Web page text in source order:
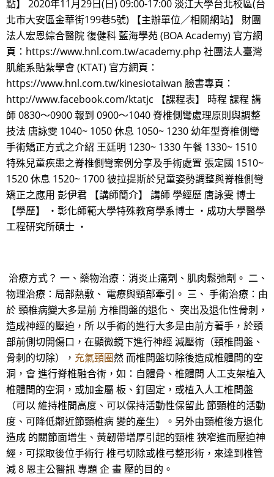
點】 2020年11月29日(日) 09:00-17:00 淡江大學台北校區(台
北市大安區金華街199巷5號) 【主辦單位／相關網站】 財團
法人宏恩綜合醫院 復健科 藍海學苑 (BOA Academy) 官方網
頁：https://www.hnl.com.tw/academy.php 社團法人臺灣
肌能系貼紮學會 (KTAT) 官方網頁：
https://www.hnl.com.tw/kinesiotaiwan 臉書專頁：
http://www.facebook.com/ktatjc 【課程表】 時程 課程 講
師 0830～0900 報到 0900～1040 脊椎側彎處理原則與調整
技法 唐詠雯 1040~ 1050 休息 1050~ 1230 幼年型脊椎側彎
手術矯正方式之介紹 王廷明 1230~ 1330 午餐 1330~ 1510
特殊兒童疾患之脊椎側彎案例分享及手術處置 張定國 1510~
1520 休息 1520~ 1700 彼拉提斯於兒童姿勢調整與脊椎側彎
矯正之應用 彭伊君 【講師簡介】 講師 學經歷 唐詠雯 博士
【學歷】 ・彰化師範大學特殊教育學系博士 ・成功大學醫學
工程研究所碩士 ・
治療方式？ 一、藥物治療：消炎止痛劑、肌肉鬆弛劑。 二、
物理治療：局部熱敷、 電療與頸部牽引。 三、 手術治療：由
於 頸椎病變大多是前 方椎間盤的退化、 突出及退化性骨刺，
造成神經的壓迫，所 以手術的進行大多是由前方著手，於頸
部前側切開傷口，在顯微鏡下進行神經 減壓術（頸椎間盤、
骨刺的切除）， 充氣頸圈然 而椎間盤切除後造成椎體間的空
洞，會 進行脊椎融合術，如：自體骨、椎體間 人工支架植入
椎體間的空洞，或加金屬 板、釘固定，或植入人工椎間盤
（可以 維持椎間高度、可以保持活動性保留此 節頸椎的活動
度、可降低鄰近節頸椎病 變的產生）。另外由頸椎後方退化
造成 的關節面增生、黃韌帶增厚引起的頸椎 狹窄進而壓迫神
經，可採取後位手術行 椎弓切除或椎弓整形術，來達到椎管
減 8 恩主公醫訊 專題 企 畫 壓的目的。